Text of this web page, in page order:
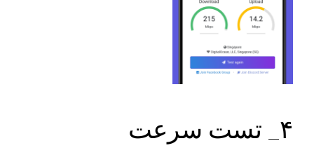
۴_ تست سرعت